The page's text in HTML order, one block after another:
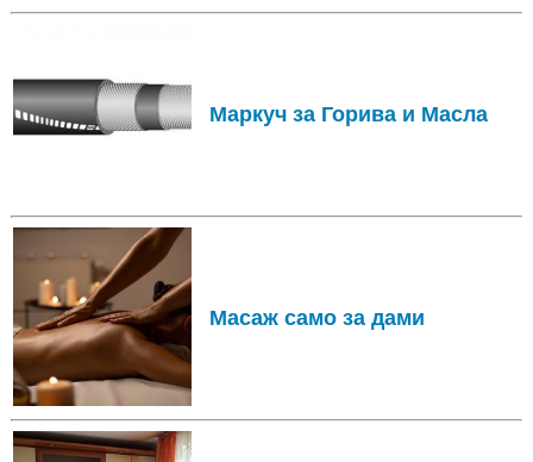
Маркуч за Горива и Масла
Масаж само за дами